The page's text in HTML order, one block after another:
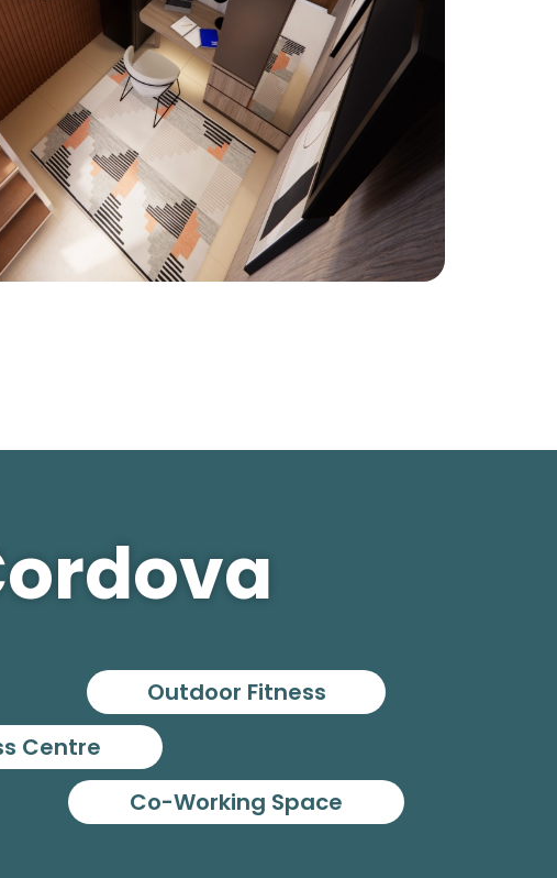
Outdoor Fitness
Centre
Co-Working Space